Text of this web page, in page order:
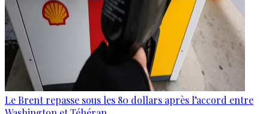
Le Brent repasse sous les 80 dollars après l’accord entre